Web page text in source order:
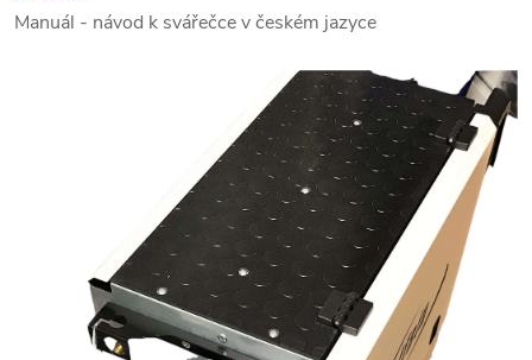
Manuál - návod k svářečce v českém jazyce